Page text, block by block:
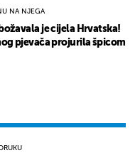
NA NJEGA
je cijela Hrvatska!
pjevača projurila špicom